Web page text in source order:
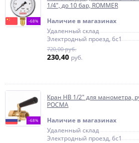
-68%
1/4", до 10 бар, ROMMER
Наличие в магазинах
Удаленный склад
Электродный проезд, 6с1
720,00 руб.
230,40 руб.
-68%
Кран НВ 1/2" для манометра,
РОСМА
Наличие в магазинах
Удаленный склад
Электродный проезд, 6с1